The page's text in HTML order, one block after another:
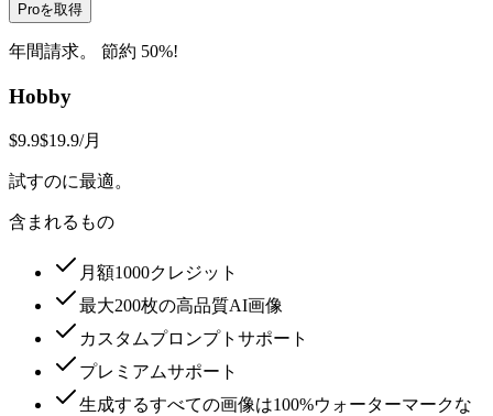
Proを取得
年間請求。 節約 50%!
Hobby
$9.9$19.9/月
試すのに最適。
含まれるもの
月額1000クレジット
最大200枚の高品質AI画像
カスタムプロンプトサポート
プレミアムサポート
生成するすべての画像は100%ウォーターマークな